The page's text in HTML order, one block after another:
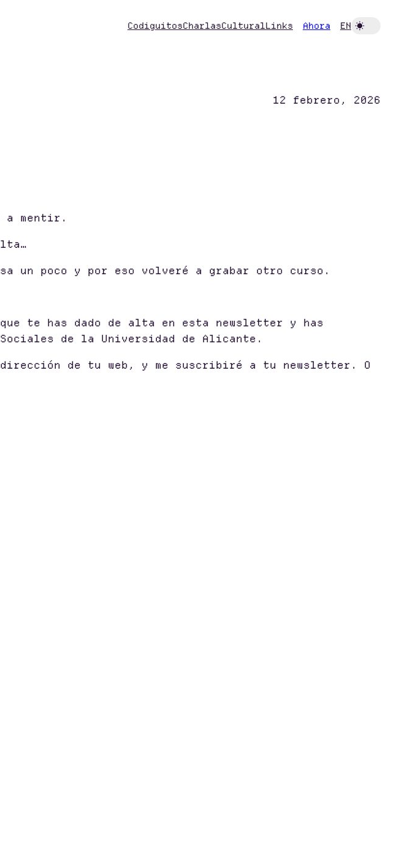
CodiguitosCharlasCulturalLinks Ahora EN
12 febrero, 2026
a mentir.
un poco y por eso volveré a grabar otro curso.
te has dado de alta en esta newsletter y has
de la Universidad de Alicante.
de tu web, y me suscribiré a tu newsletter. O